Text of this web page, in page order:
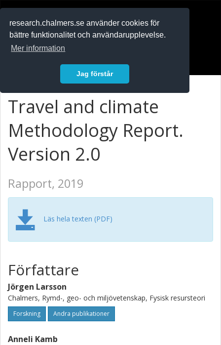
research.chalmers.se använder cookies för
bättre funktionalitet och användarupplevelse.
Mer information
Jag förstår
Travel and climate
Methodology Report.
Version 2.0
Rapport, 2019
Läs hela texten (PDF)
Författare
Jörgen Larsson
Chalmers, Rymd-, geo- och miljövetenskap, Fysisk resursteori
Forskning Andra publikationer
Anneli Kamb